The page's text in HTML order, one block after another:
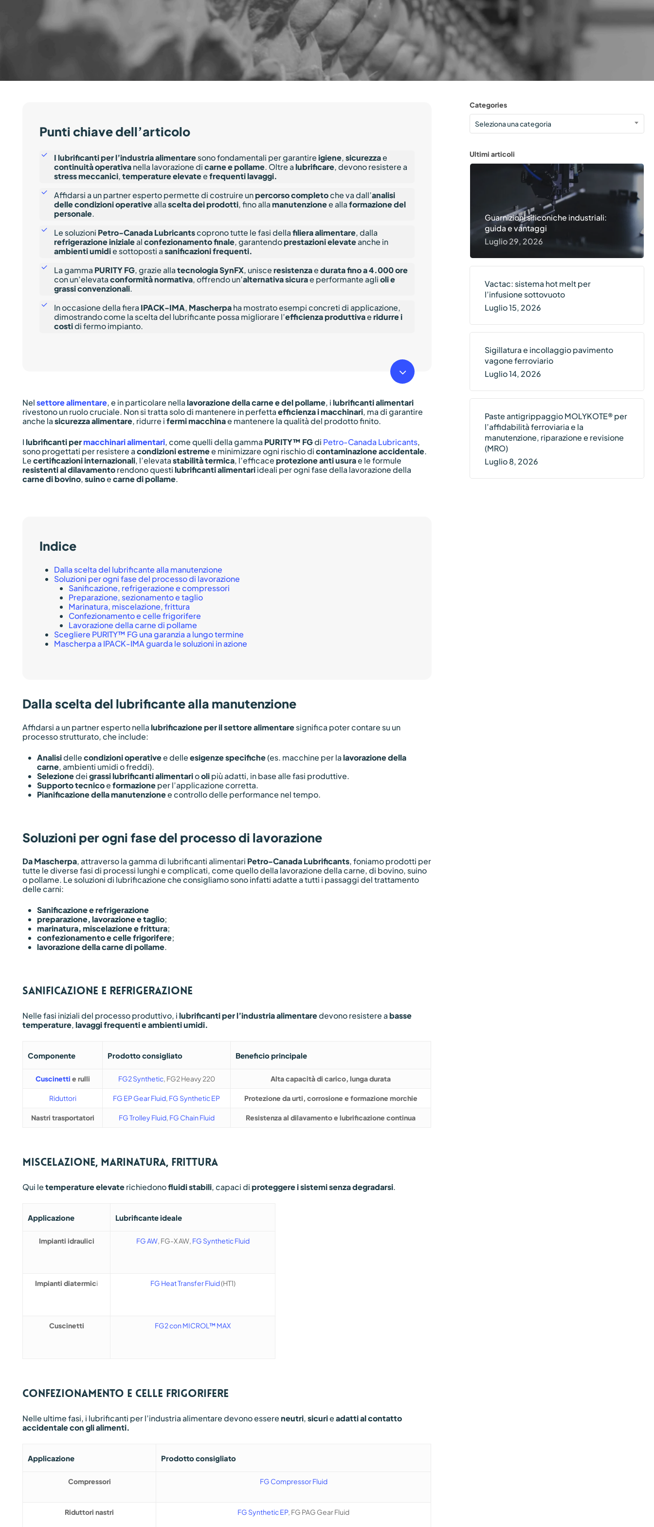
Kyntronics
Naxos Diskus
Presto Black
Power conversion system
acciaierie
Lighting
Marina
Trasporti
Trasporti commerciali
Treni e ferrovie
Adesivi elettricamente conduttivi
Scritto da Mascherpa
Punti chiave dell’articolo
I lubrificanti per l’industria alimentaresono fondamentali per garantireigiene,sicurezzae
continuità operativanella lavorazione dicarne e pollame. Oltre alubrificare, devono resistere a
stress meccanici,temperature elevateefrequenti lavaggi.
Affidarsi a un partner esperto permette di costruire unpercorso completoche va dall’analisi
delle condizioni operativeallascelta dei prodotti, fino allamanutenzionee allaformazione del
personale.
Le soluzioni Petro-Canada Lubricantscoprono tutte le fasi dellafiliera alimentare, dalla
refrigerazione inizialealconfezionamento finale, garantendoprestazioni elevateanche in
ambienti umidie sottoposti asanificazioni frequenti.
La gamma PURITY FG, grazie allatecnologia SynFX, unisceresistenzaedurata fino a 4.000 ore
con un’elevataconformità normativa, offrendo un’alternativa sicurae performante aglioli e
grassi convenzionali.
In occasione della fiera IPACK-IMA, Mascherpaha mostrato esempi concreti di applicazione,
dimostrando come la scelta del lubrificante possa migliorare l’efficienza produttivaeridurre i
costidi fermo impianto.
Navigate
the
next
section
Nelsettore alimentare, e in particolare nellalavorazione della carne e del pollame, ilubrificanti alimentari
rivestono un ruolo cruciale. Non si tratta solo di mantenere in perfettaefficienza i macchinari, ma di garantire
anche lasicurezza alimentare, ridurre ifermi macchinae mantenere la qualità del prodotto finito.
Ilubrificanti permacchinari alimentari, come quelli della gamma PURITY™ FGdi Petro-Canada Lubricants,
sono progettati per resistere acondizioni estremee minimizzare ogni rischio dicontaminazione accidentale.
Lecertificazioni internazionali, l’elevatastabilità termica, l’efficaceprotezione anti usurae le formule
resistenti al dilavamentorendono questilubrificanti alimentariideali per ogni fase della lavorazione della
carne di bovino,suinoecarne di pollame.
Indice
Dalla scelta del lubrificante alla manutenzione
Soluzioni per ogni fase del processo di lavorazione
Sanificazione, refrigerazione e compressori
Preparazione, sezionamento e taglio
Marinatura, miscelazione, frittura
Confezionamento e celle frigorifere
Lavorazione della carne di pollame
Scegliere PURITY™ FG una garanzia a lungo termine
Mascherpa a IPACK-IMA guarda le soluzioni in azione
Dalla scelta del lubrificante alla manutenzione
Affidarsi a un partner esperto nellalubrificazione per il settore alimentaresignifica poter contare su un
processo strutturato, che include:
Analisidellecondizioni operativee delleesigenze specifiche(es. macchine per lalavorazione della
carne, ambienti umidi o freddi).
Selezionedeigrassi lubrificanti alimentarioolipiù adatti, in base alle fasi produttive.
Supporto tecnicoeformazioneper l’applicazione corretta.
Pianificazione della manutenzionee controllo delle performance nel tempo.
Soluzioni per ogni fase del processo di lavorazione
Da Mascherpa, attraverso la gamma di lubrificanti alimentari Petro-Canada Lubrificants, foniamo prodotti per
tutte le diverse fasi di processi lunghi e complicati, come quello della lavorazione della carne, di bovino, suino
o pollame. Le soluzioni di lubrificazione che consigliamo sono infatti adatte a tutti i passaggi del trattamento
delle carni:
Sanificazione e refrigerazione
preparazione, lavorazione e taglio;
marinatura, miscelazione e frittura;
confezionamento e celle frigorifere;
lavorazione della carne di pollame.
Sanificazione e refrigerazione
Nelle fasi iniziali del processo produttivo, ilubrificanti per l’industria alimentaredevono resistere abasse
temperature,lavaggi frequenti e ambienti umidi.
Componente Prodotto consigliato Beneficio principale
Cuscinetti e rulli FG2 Synthetic, FG2 Heavy 220 Alta capacità di carico, lunga durata
Riduttori FG EP Gear Fluid, FG Synthetic EP Protezione da urti, corrosione e formazione morchie
Nastri trasportatori FG Trolley Fluid, FG Chain Fluid Resistenza al dilavamento e lubrificazione continua
Miscelazione, marinatura, frittura
Qui letemperature elevaterichiedonofluidi stabili, capaci diproteggere i sistemi senza degradarsi.
Applicazione Lubrificante ideale
Impianti idraulici FG AW, FG-X AW, FG Synthetic Fluid
Impianti diatermici FG Heat Transfer Fluid(HT1)
Cuscinetti FG2 con MICROL™ MAX
Confezionamento e celle frigorifere
Nelle ultime fasi, i lubrificanti per l’industria alimentare devono essereneutri,sicurieadatti al contatto
accidentale con gli alimenti.
Applicazione Prodotto consigliato
Compressori FG Compressor Fluid
Riduttori nastri FG Synthetic EP, FG PAG Gear Fluid
Categories
Categories
Seleziona una categoria
Ultimi articoli
Guarnizioni siliconiche industriali:
guida e vantaggi
Luglio 29, 2026
Vactac: sistema hot melt per
l’infusione sottovuoto
Luglio 15, 2026
Sigillatura e incollaggio pavimento
vagone ferroviario
Luglio 14, 2026
Paste antigrippaggio MOLYKOTE® per
l’affidabilità ferroviaria e la
manutenzione, riparazione e revisione
(MRO)
Luglio 8, 2026